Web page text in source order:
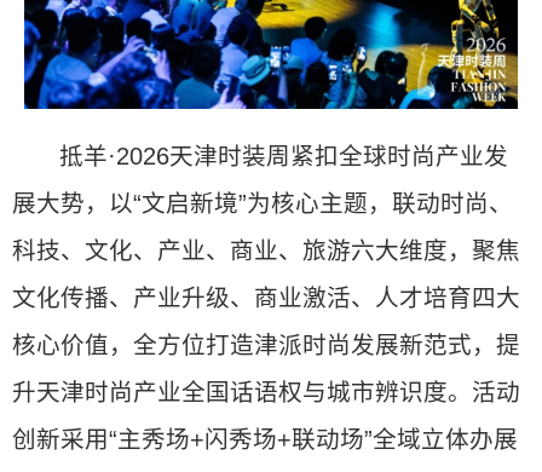
抵羊·2026天津时装周紧扣全球时尚产业发
展大势，以“文启新境”为核心主题，联动时尚、
科技、文化、产业、商业、旅游六大维度，聚焦
文化传播、产业升级、商业激活、人才培育四大
核心价值，全方位打造津派时尚发展新范式，提
升天津时尚产业全国话语权与城市辨识度。活动
创新采用“主秀场+闪秀场+联动场”全域立体办展